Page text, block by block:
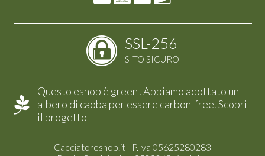
SSL-256
SITO SICURO
Questo eshop è green! Abbiamo adottato un
albero di caoba per essere carbon-free.Scopri
il progetto
Cacciatoreshop.it - P.Iva 05625280283